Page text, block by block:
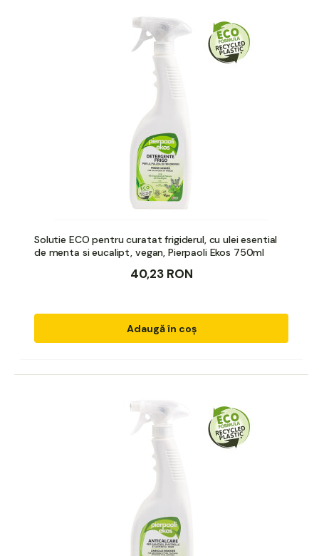
Solutie ECO pentru curatat frigiderul, cu ulei esential
de menta si eucalipt, vegan, Pierpaoli Ekos 750ml
40,23 RON
Adaugă în coș